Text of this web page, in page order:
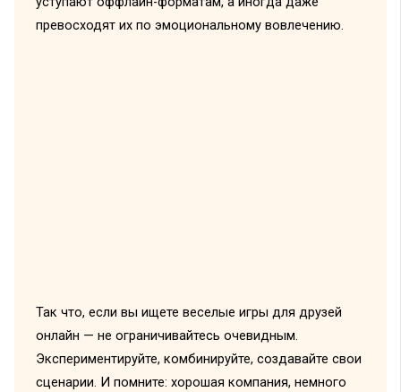
превосходят их по эмоциональному вовлечению.
Так что, если вы ищете веселые игры для друзей
онлайн — не ограничивайтесь очевидным.
Экспериментируйте, комбинируйте, создавайте свои
сценарии. И помните: хорошая компания, немного